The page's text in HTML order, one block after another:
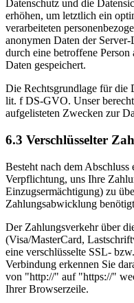
Datenschutz und die
erhöhen, um letztlich ein
verarbeiteten
anonymen Daten der
durch eine betroffene Person
Daten gespeichert.
Die Rechtsgrundlage für die
lit. f DS-GVO. Unser
aufgelisteten Zwecken zur
6.3 Verschlüsselter
Besteht nach dem
Verpflichtung, uns Ihre
Einzugsermächtigung) zu
Zahlungsabwicklung
Der Zahlungsverkehr über
(Visa/MasterCard,
eine verschlüsselte SSL-
Verbindung erkennen Sie
von "http://" auf "https://"
Ihrer Browserzeile.